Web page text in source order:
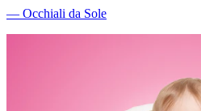
― Occhiali da Sole